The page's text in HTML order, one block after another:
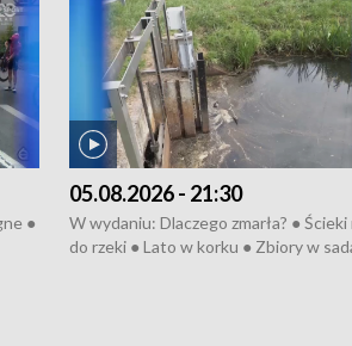
●
05.08.2026 - 21:30
W wydaniu: Dlaczego zmarła? ● Ścieki
do rzeki ● Lato w korku ● Zbiory w